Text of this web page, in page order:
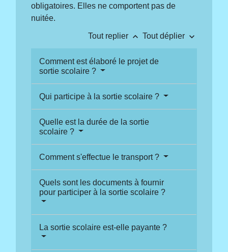
obligatoires. Elles ne comportent pas de
nuitée.
Tout replier keyboard_arrow_up Tout déplier keyboard_arrow_down
Comment est élaboré le projet de
sortie scolaire ?
Qui participe à la sortie scolaire ?
Quelle est la durée de la sortie
scolaire ?
Comment s'effectue le transport ?
Quels sont les documents à fournir
pour participer à la sortie scolaire ?
La sortie scolaire est-elle payante ?